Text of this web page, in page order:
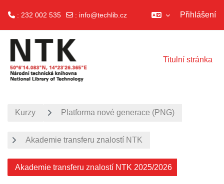
: 232 002 535 : info@techlib.cz Přihlášení
Titulní stránka
Kurzy Platforma nové generace (PNG)
Akademie transferu znalostí NTK
Akademie transferu znalostí NTK 2025/2026